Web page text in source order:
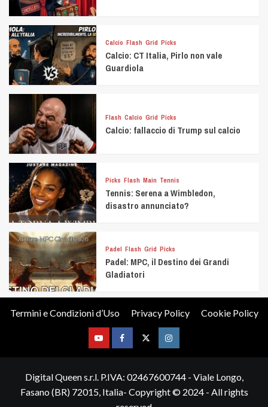
Calcio Flash Grid Picks
Calcio: CT Italia, Pirlo non vale
Guardiola
Flash Calcio Grid Picks
Calcio: fallaccio di Trump sul calcio
Picks Flash Main Tennis
Tennis: Serena a Wimbledon,
disastro annunciato?
Padel Flash Grid Picks
Padel: MPC, il Destino dei Grandi
Gladiatori
Termini e Condizioni d’Uso Privacy Policy Cookie Policy
YoutubeFacebookTwitterInstagram
Digital Queen s.r.l. P.IVA: 02467600744 - Viale Longo,
Fasano (BR) 72015, Italia- Copyright © 2024 - All rights